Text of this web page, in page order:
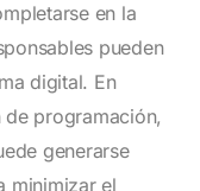
en la
pueden
digital. En
programación,
generarse
minimizar el